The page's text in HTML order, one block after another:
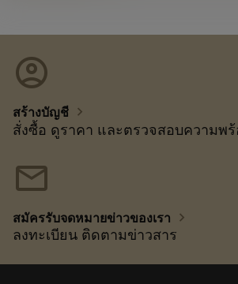
account_circle
สร้างบัญชี chevron_right
สั่งซื้อ ดูราคา และตรวจสอบความพร้
mail
สมัครรับจดหมายข่าวของเรา chevron_right
ลงทะเบียน ติดตามข่าวสาร